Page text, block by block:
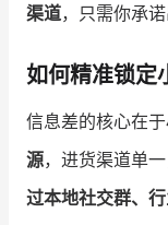
渠道，只需你承
如何精准锁定
信息差的核心在于
源，进货渠道单
过本地社交群、